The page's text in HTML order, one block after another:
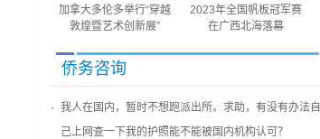
加拿大多伦多举行“穿越
敦煌暨艺术创新展”
2023年全国帆板冠军赛
在广西北海落幕
侨务咨询
我人在国内，暂时不想跑派出所。求助，有没有办法自
己上网查一下我的护照能不能被国内机构认可？